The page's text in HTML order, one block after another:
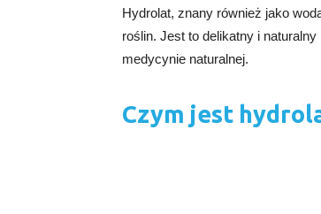
Hydrolat, znany również jako
roślin. Jest to delikatny i
medycynie naturalnej.
Czym jest